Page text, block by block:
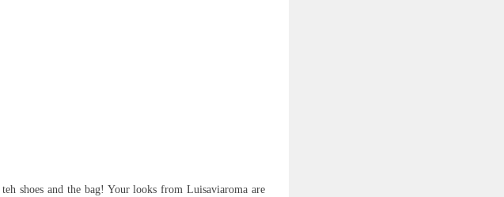
shoes and the bag! Your looks from Luisaviaroma are